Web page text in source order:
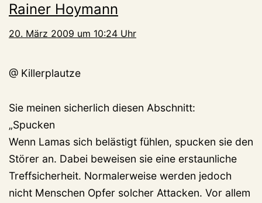
Rainer Hoymann
20. März 2009 um 10:24 Uhr
@ Killerplautze
Sie meinen sicherlich diesen Abschnitt:
„Spucken
Wenn Lamas sich belästigt fühlen, spucken sie den
Störer an. Dabei beweisen sie eine erstaunliche
Treffsicherheit. Normalerweise werden jedoch
nicht Menschen Opfer solcher Attacken. Vor allem